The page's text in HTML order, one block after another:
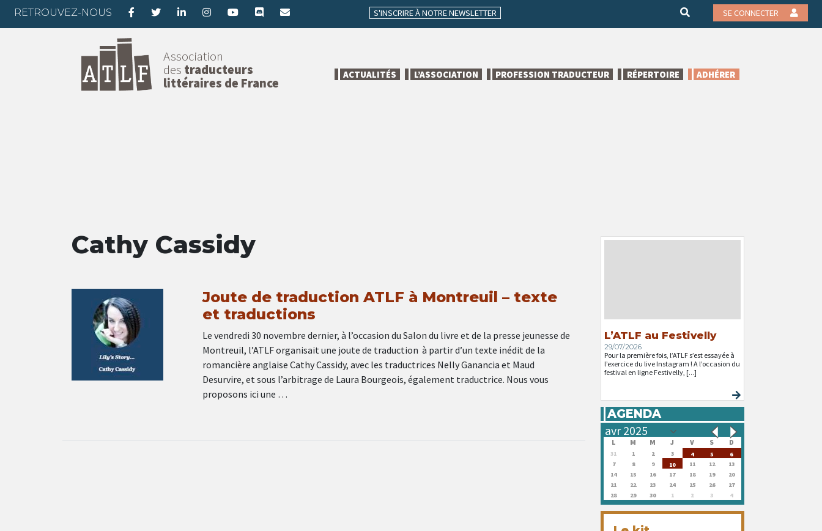
RETROUVEZ-NOUS S'INSCRIRE À NOTRE NEWSLETTER SE CONNECTER
Association
des traducteurs
littéraires de France
ACTUALITÉS L’ASSOCIATION PROFESSION TRADUCTEUR RÉPERTOIRE ADHÉRER
Cathy Cassidy
Joute de traduction ATLF à Montreuil – texte
et traductions
Le vendredi 30 novembre dernier, à l’occasion du Salon du livre et de la presse jeunesse de
Montreuil, l’ATLF organisait une joute de traduction à partir d’un texte inédit de la
romancière anglaise Cathy Cassidy, avec les traductrices Nelly Ganancia et Maud
Desurvire, et sous l’arbitrage de Laura Bourgeois, également traductrice. Nous vous
proposons ici une …
L’ATLF au Festivelly
29/07/2026
Pour la première fois, l’ATLF s’est essayée à
l’exercice du live Instagram ! A l’occasion du
festival en ligne Festivelly, [...]
AGENDA
L M M J V S D
31 1 2 3 4 5
6
7
8 9 10 11 12
13
14
15 16 17 18 19
20
21
22 23 24 25 26
27
28
29 30 1 2 3 4